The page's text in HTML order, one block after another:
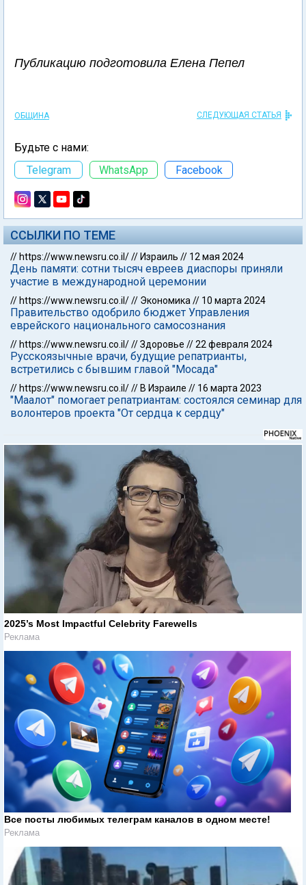
Публикацию подготовила Елена Пепел
ОБЩИНА СЛЕДУЮЩАЯ СТАТЬЯ
Будьте с нами:
Telegram
WhatsApp Facebook
ССЫЛКИ ПО ТЕМЕ
// https://www.newsru.co.il/// Израиль // 12 мая 2024
День памяти: сотни тысяч евреев диаспоры приняли
участие в международной церемонии
// https://www.newsru.co.il/// Экономика// 10 марта 2024
Правительство одобрило бюджет Управления
еврейского национального самосознания
// https://www.newsru.co.il///Здоровье //22 февраля 2024
Русскоязычные врачи, будущие репатрианты,
встретились с бывшим главой "Мосада"
// https://www.newsru.co.il/// В Израиле // 16 марта 2023
"Маалот" помогает репатриантам: состоялся семинар для
волонтеров проекта "От сердца к сердцу"
2025’s Most Impactful Celebrity Farewells
Реклама
Все посты любимых телеграм каналов в одном месте!
Реклама